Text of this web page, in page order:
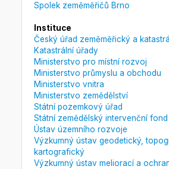
Spolek zeměměřičů Brno
Instituce
Český úřad zeměměřický a
Katastrální úřady
Ministerstvo pro místní rozvoj
Ministerstvo průmyslu a obchodu
Ministerstvo vnitra
Ministerstvo zemědělství
Státní pozemkový úřad
Státní zemědělský intervenční fond
Ústav územního rozvoje
Výzkumný ústav geodetický,
kartografický
Výzkumný ústav meliorací a